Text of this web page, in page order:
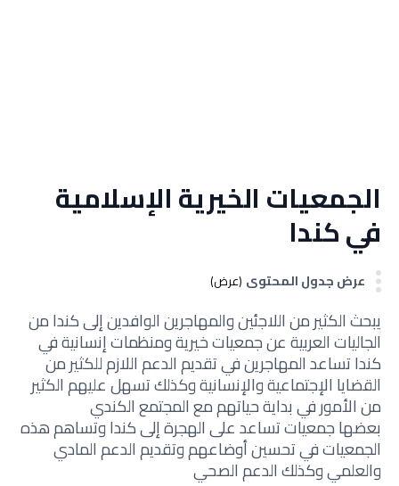
الجمعيات الخيرية الإسلامية
في كندا
عرض جدول المحتوى (عرض)
يبحث الكثير من اللاجئين والمهاجرين الوافدين إلى كندا من
الجاليات العربية عن جمعيات خيريةومنظمات إنسانية في
كندا تساعد المهاجرين في تقديم الدعم اللازم للكثير من
القضايا الإجتماعية والإنسانية وكذلك تسهل عليهم الكثير
من الأمور في بداية حياتهم مع المجتمع الكندي
بعضهاجمعيات تساعد على الهجرة إلى كنداوتساهم هذه
الجمعيات في تحسين أوضاعهم وتقديم الدعم المادي
والعلمي وكذلك الدعم الصحي